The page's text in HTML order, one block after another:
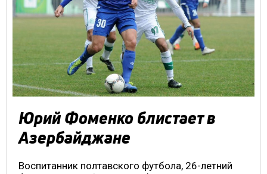
Юрий Фоменко блистает в
Азербайджане
Воспитанник полтавского футбола, 26-летний